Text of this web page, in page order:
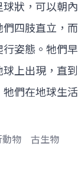
球狀，可以朝
們四肢直立，
行姿態。牠們
球上出現，直
們在地球生
動物 古生物